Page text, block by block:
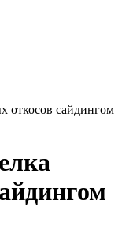
откосов сайдингом